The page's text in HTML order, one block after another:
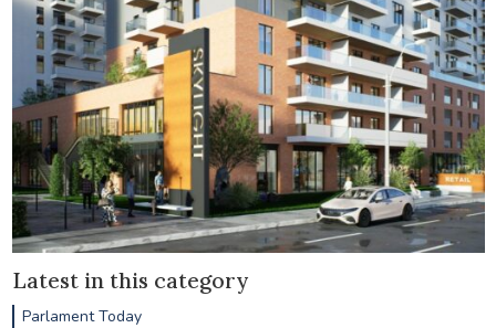
Latest in this category
Parlament Today